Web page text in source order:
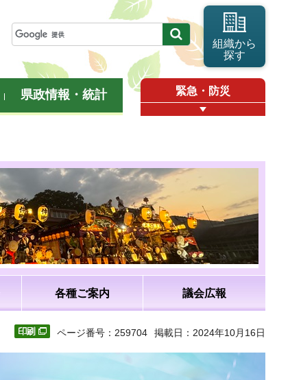
組織から
探す
県政情報・統計 緊急・防災
各種ご案内 議会広報
ページ番号：259704 掲載日：2024年10月16日